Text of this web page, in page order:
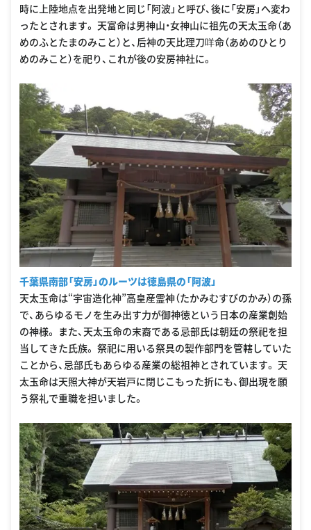
時に上陸地点を出発地と同じ「阿波」と呼び、後に「安房」へ変わ
ったとされます。 天富命は男神山・女神山に祖先の天太玉命（あ
めのふとたまのみこと）と、后神の天比理刀咩命（あめのひとり
めのみこと）を祀り、これが後の安房神社に。
千葉県南部「安房」のルーツは徳島県の「阿波」
天太玉命は“宇宙造化神”高皇産霊神（たかみむすびのかみ）の孫
で、あらゆるモノを生み出す力が御神徳という日本の産業創始
の神様。 また、天太玉命の末裔である忌部氏は朝廷の祭祀を担
当してきた氏族。 祭祀に用いる祭具の製作部門を管轄していた
ことから、忌部氏もあらゆる産業の総祖神とされています。 天
太玉命は天照大神が天岩戸に閉じこもった折にも、御出現を願
う祭礼で重職を担いました。